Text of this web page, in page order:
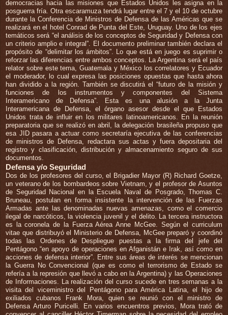
democracias hacia las misiones que Estados Unidos les asigna en la
posguerra fría. Otra escaramuza tendrá lugar entre el 7 y el 10 de octubre
durante la Conferencia de Ministros de Defensa de las Américas que se
realizará en el hotel Conrad de Punta del Este, Uruguay. Uno de los ejes
temáticos será “el análisis de los conceptos de Seguridad y Defensa con
un criterio amplio e integral”. El documento preliminar también declara el
propósito de “delimitar los ámbitos”. Lo que está en juego es suprimir o
reforzar las diferencias entre ambos conceptos. La Argentina será el país
relator sobre este tema, Guatemala y México los correlatores y Ecuador
el moderador, lo cual expresa las posiciones opuestas que hasta ahora
han dividido a la región. También se discutirá el “futuro de la misión y
funciones de los instrumentos y componentes del Sistema
Interamericano de Defensa”. Esta es una alusión a la Junta
Interamericana de Defensa, el órgano asesor desde el que Estados
Unidos trata de influir en los militares latinoamericanos. En la reunión
preparatoria que se realizó en abril, la delegación brasileña propuso que
esa JID pasara a actuar como secretaría ejecutiva de las conferencias
de ministros de Defensa, redactara sus actas y fuera depositaria del
registro y clasificación, distribución y almacenamiento seguro de sus
documentos.
Defensa y/o Seguridad
Dos de los profesores del curso, el Brigadier Mayor (R) Richard Goetze,
un veterano de los bombardeos sobre Vietnam, y el profesor de Asuntos
de Seguridad Nacional en la Escuela Naval de Posgrado, Thomas C.
Bruneau, postulan en forma insistente la intervención de las Fuerzas
Armadas ante las denominadas nuevas amenazas, como el comercio
ilegal de narcóticos, la violencia juvenil y el delito. La tercera instructora
es la coronela de la Fuerza Aérea Anne McGee. Según el curriculum
vitae que distribuyó el Ministerio de Defensa, McGee preparó y coordinó
todas las Ordenes de Despliegue puestas a la firma del jefe del
Pentágono “en apoyo de operaciones en Afganistán e Irak, así como en
acciones de defensa interior”. Entre sus áreas de interés se mencionan
la Guerra No Convencional (que es como el terrorismo de Estado se
refería a la represión que llevó a cabo en la Argentina) y las Operaciones
de Informaciones. La realización del curso sucede en tres semanas a la
visita del viceministro del Pentágono para América Latina, el hijo de
exiliados cubanos Frank Mora, quien se reunió con el ministro de
Defensa Arturo Puricelli. En varios encuentros previos, Mora trató de